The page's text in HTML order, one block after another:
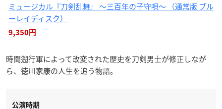
ミュージカル『刀剣乱舞』 〜三百年の子守唄〜 （通常版 ブル
ーレイディスク）
9,350円
時間遡行軍によって改変された歴史を刀剣男士が修正しなが
ら、徳川家康の人生を追う物語。
公演時期